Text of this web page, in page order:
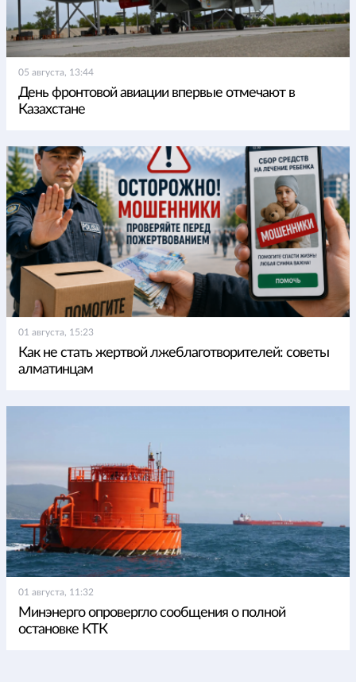
05 августа, 13:44
День фронтовой авиации впервые отмечают в
Казахстане
01 августа, 15:23
Как не стать жертвой лжеблаготворителей: советы
алматинцам
01 августа, 11:32
Минэнерго опровергло сообщения о полной
остановке КТК